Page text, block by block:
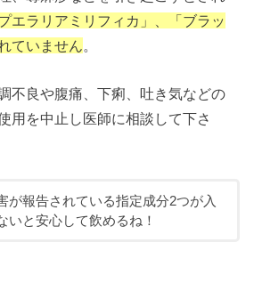
エラリアミリフィカ」、「ブラッ
ていません。
不良や腹痛、下痢、吐き気などの
用を中止し医師に相談して下さ
が報告されている指定成分2つが入
いと安心して飲めるね！